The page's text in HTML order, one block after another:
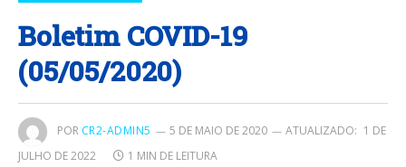
Boletim COVID-19
(05/05/2020)
POR CR2-ADMIN5 5 DE MAIO DE 2020 ATUALIZADO: 1 DE
JULHO DE 2022
1 MIN DE LEITURA